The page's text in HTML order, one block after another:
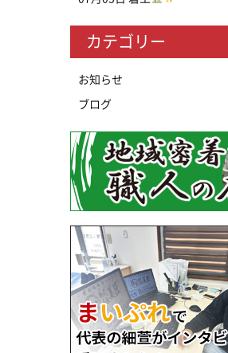
カテゴリー
お知らせ
ブログ